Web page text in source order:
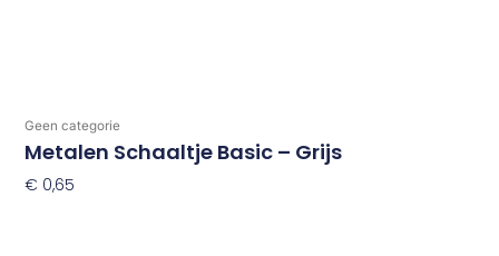
Geen categorie
Metalen Schaaltje Basic – Grijs
€ 0,65